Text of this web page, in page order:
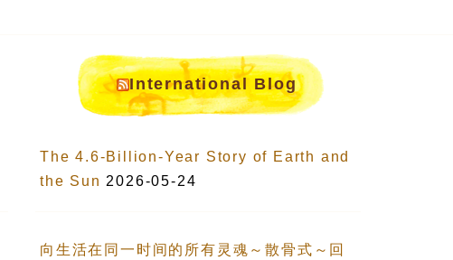
International Blog
The 4.6-Billion-Year Story of Earth and
the Sun 2026-05-24
向生活在同一时间的所有灵魂～散骨式～回